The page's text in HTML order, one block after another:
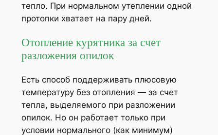
тепло. При нормальном утеплении одной
протопки хватает на пару дней.
Отопление курятника за счет
разложения опилок
Есть способ поддерживать плюсовую
температуру без отопления — за счет
тепла, выделяемого при разложении
опилок. Но он работает только при
условии нормального (как минимум)